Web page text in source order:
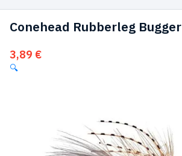
Conehead Rubberleg Bugger
3,89 €
🔍